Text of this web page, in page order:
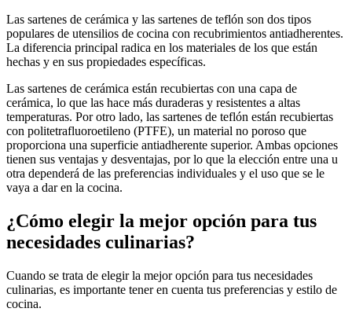
Las sartenes de cerámica y las sartenes de teflón son dos tipos
populares de utensilios de cocina con recubrimientos antiadherentes.
La diferencia principal radica en los materiales de los que están
hechas y en sus propiedades específicas.
Las sartenes de cerámica están recubiertas con una capa de
cerámica, lo que las hace más duraderas y resistentes a altas
temperaturas. Por otro lado, las sartenes de teflón están recubiertas
con politetrafluoroetileno (PTFE), un material no poroso que
proporciona una superficie antiadherente superior. Ambas opciones
tienen sus ventajas y desventajas, por lo que la elección entre una u
otra dependerá de las preferencias individuales y el uso que se le
vaya a dar en la cocina.
¿Cómo elegir la mejor opción para tus
necesidades culinarias?
Cuando se trata de elegir la mejor opción para tus necesidades
culinarias, es importante tener en cuenta tus preferencias y estilo de
cocina.